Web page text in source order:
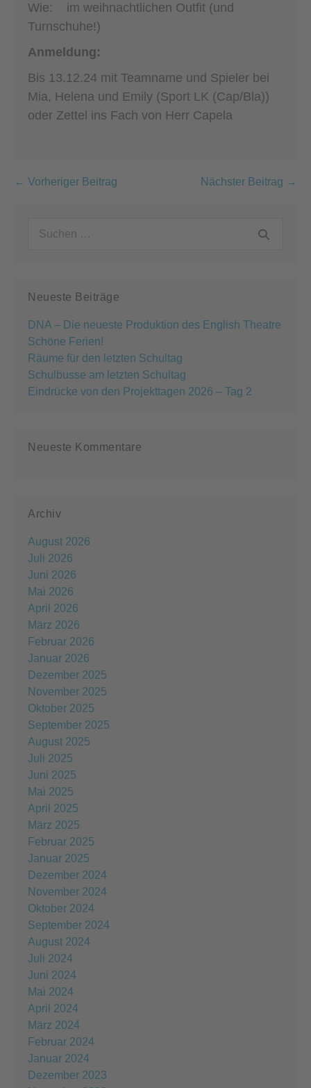
Wie: im weihnachtlichen Outfit (und
Turnschuhe!)
Anmeldung:
Bis 13.12.24 mit Teamname und Spieler bei
Mia, Helena und Emily (Sport LK (Cap/Bla))
oder Zettel ins Fach von Herr Capela
Beitragsnavigation
← Vorheriger Beitrag Nächster Beitrag →
Neueste Beiträge
DNA – Die neueste Produktion des English Theatre
Schöne Ferien!
Räume für den letzten Schultag
Schulbusse am letzten Schultag
Eindrücke von den Projekttagen 2026 – Tag 2
Neueste Kommentare
Archiv
August 2026
Juli 2026
Juni 2026
Mai 2026
April 2026
März 2026
Februar 2026
Januar 2026
Dezember 2025
November 2025
Oktober 2025
September 2025
August 2025
Juli 2025
Juni 2025
Mai 2025
April 2025
März 2025
Februar 2025
Januar 2025
Dezember 2024
November 2024
Oktober 2024
September 2024
August 2024
Juli 2024
Juni 2024
Mai 2024
April 2024
März 2024
Februar 2024
Januar 2024
Dezember 2023